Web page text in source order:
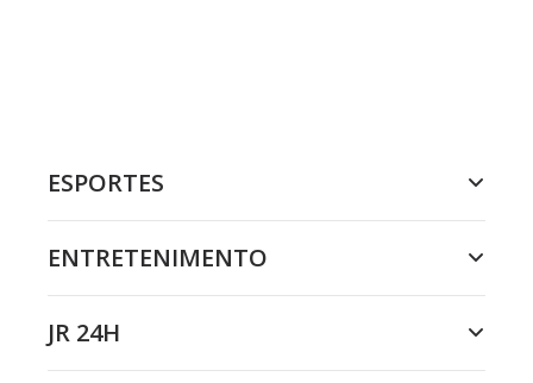
ESPORTES
ENTRETENIMENTO
JR 24H